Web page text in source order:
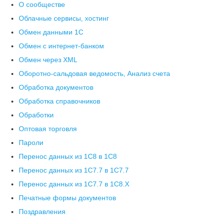
О сообществе
Облачные сервисы, хостинг
Обмен данными 1С
Обмен с интернет-банком
Обмен через XML
Оборотно-сальдовая ведомость, Анализ счета
Обработка документов
Обработка справочников
Обработки
Оптовая торговля
Пароли
Перенос данных из 1C8 в 1C8
Перенос данных из 1С7.7 в 1C7.7
Перенос данных из 1С7.7 в 1C8.X
Печатные формы документов
Поздравления